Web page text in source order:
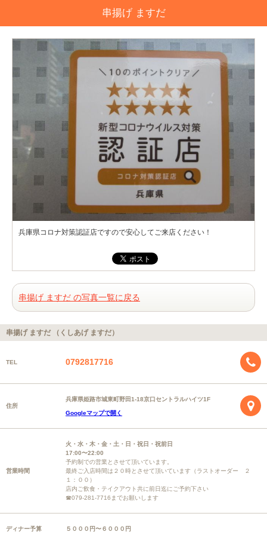
串揚げ ますだ
兵庫県コロナ対策認証店ですので安心してご来店ください！
串揚げ ますだ の写真一覧に戻る
串揚げ ますだ （くしあげ ますだ）
TEL 0792817716
住所
兵庫県姫路市城東町野田1-18京口セントラルハイツ1F
Googleマップで開く
営業時間
火・水・木・金・土・日・祝日・祝前日
17:00〜22:00
予約制での営業とさせて頂いています。
最終ご入店時間は２０時とさせて頂いています（ラストオーダー ２
１：００）
店内ご飲食・テイクアウト共に前日迄にご予約下さい
☎079-281-7716までお願いします
ディナー予算 ５０００円〜６０００円